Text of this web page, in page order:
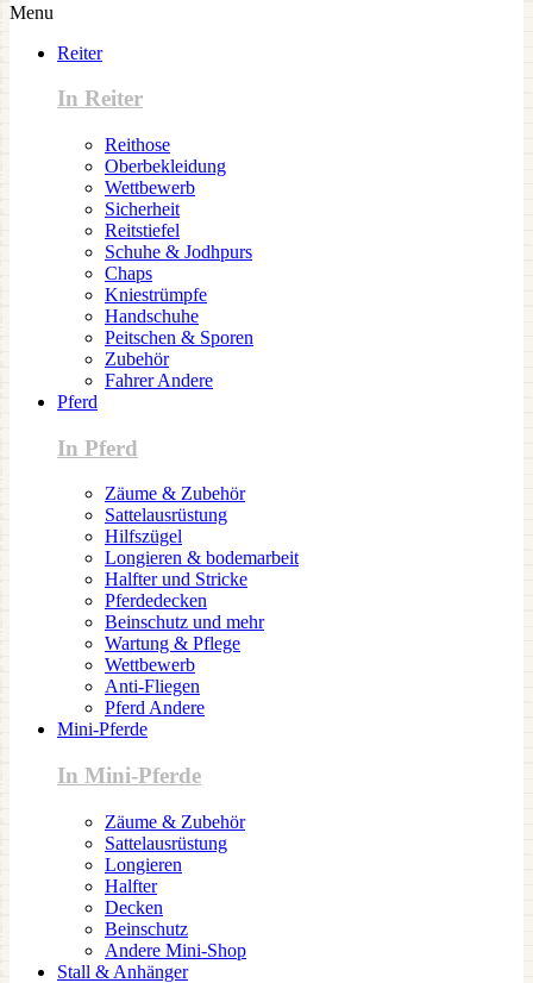
Menu
Reiter
In Reiter
Reithose
Oberbekleidung
Wettbewerb
Sicherheit
Reitstiefel
Schuhe & Jodhpurs
Chaps
Kniestrümpfe
Handschuhe
Peitschen & Sporen
Zubehör
Fahrer Andere
Pferd
In Pferd
Zäume & Zubehör
Sattelausrüstung
Hilfszügel
Longieren & bodemarbeit
Halfter und Stricke
Pferdedecken
Beinschutz und mehr
Wartung & Pflege
Wettbewerb
Anti-Fliegen
Pferd Andere
Mini-Pferde
In Mini-Pferde
Zäume & Zubehör
Sattelausrüstung
Longieren
Halfter
Decken
Beinschutz
Andere Mini-Shop
Stall & Anhänger